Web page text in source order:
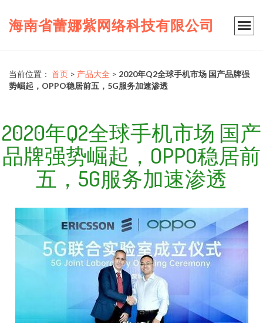
海南省蕾娜紫网络科技有限公司
当前位置： 首页 > 产品大全 > 2020年Q2全球手机市场 国产品牌强
势崛起，OPPO稳居前五，5G服务加速渗透
2020年Q2全球手机市场 国产
品牌强势崛起，OPPO稳居前
五，5G服务加速渗透